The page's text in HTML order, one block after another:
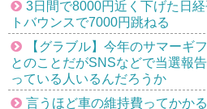
3日間で8000円近く下げた日
トバウンスで7000円跳ねる
【グラブル】今年のサマーギ
とのことだがSNSなどで当選報
っている人いるんだろうか
言うほど車の維持費ってかか